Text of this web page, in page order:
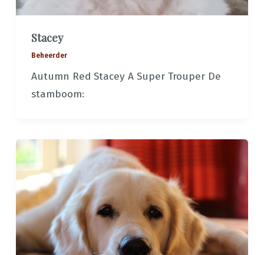
Stacey
Beheerder
Autumn Red Stacey A Super Trouper De
stamboom: